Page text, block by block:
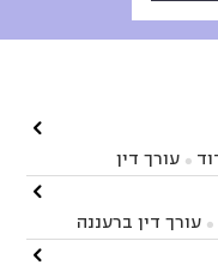

עורך דין
דין בגן יבנה
בקרית מלאכי

 עורך דין ברעננה
עורך דין בהוד

